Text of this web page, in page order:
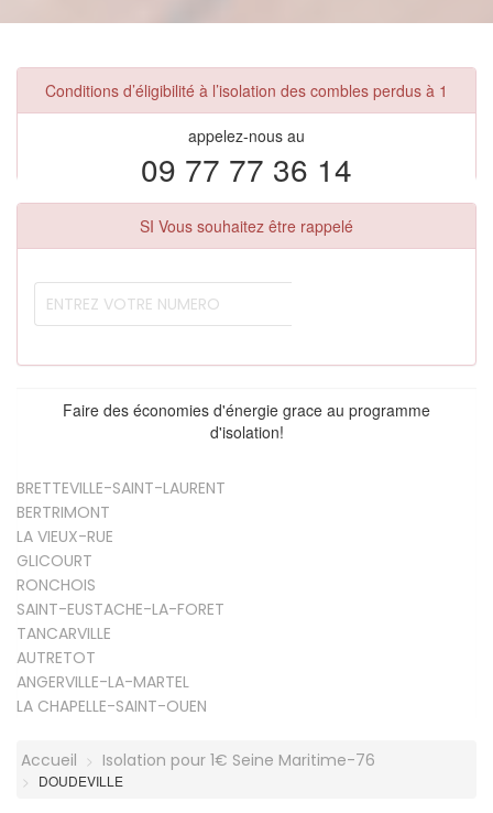
Conditions d’éligibilité à l’isolation des combles perdus à 1
appelez-nous au
09 77 77 36 14
SI Vous souhaitez être rappelé
Faire des économies d'énergie grace au programme
d'isolation!
BRETTEVILLE-SAINT-LAURENT
BERTRIMONT
LA VIEUX-RUE
GLICOURT
RONCHOIS
SAINT-EUSTACHE-LA-FORET
TANCARVILLE
AUTRETOT
ANGERVILLE-LA-MARTEL
LA CHAPELLE-SAINT-OUEN
Accueil Isolation pour 1€ Seine Maritime-76
DOUDEVILLE